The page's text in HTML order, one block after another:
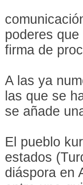
poderes
firma de
A las ya
las que se
se añade
El pueblo
estados
diáspora en